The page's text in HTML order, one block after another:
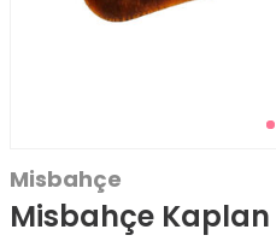
Misbahçe
Misbahçe Kaplan